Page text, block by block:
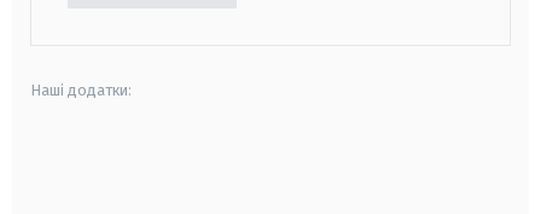
Наші додатки: